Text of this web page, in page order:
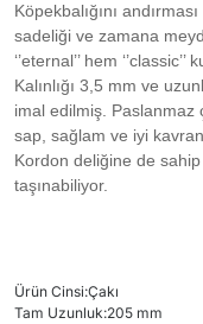
Köpekbalığını
sadeliği ve zamana
‘’eternal’’ hem
Kalınlığı 3,5 mm ve
imal edilmiş. Paslanmaz
sap, sağlam ve iyi
Kordon deliğine de
taşınabiliyor.
Ürün Cinsi:Çakı
Tam Uzunluk:205 mm